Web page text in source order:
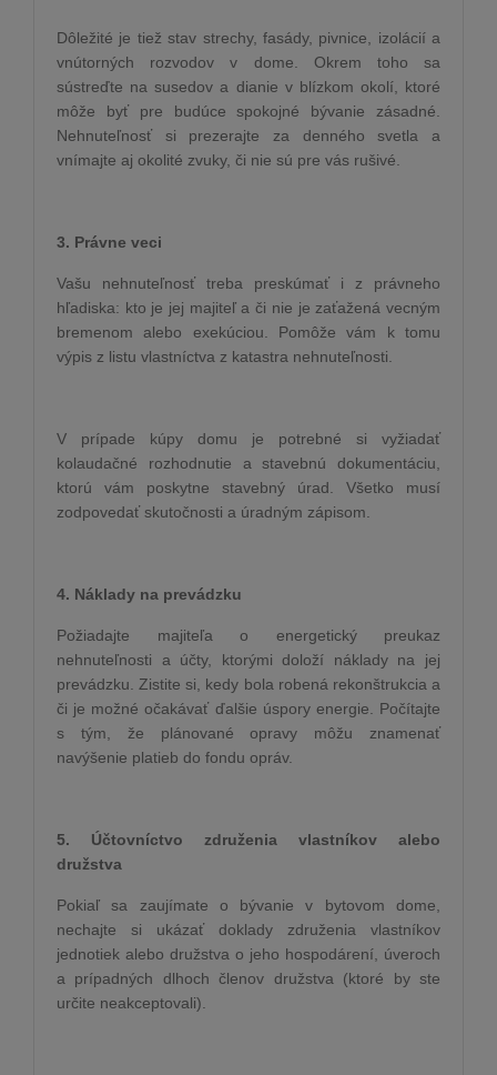
Dôležité je tiež stav strechy, fasády, pivnice, izolácií a
vnútorných rozvodov v dome. Okrem toho sa
sústreďte na susedov a dianie v blízkom okolí, ktoré
môže byť pre budúce spokojné bývanie zásadné.
Nehnuteľnosť si prezerajte za denného svetla a
vnímajte aj okolité zvuky, či nie sú pre vás rušivé.
3. Právne veci
Vašu nehnuteľnosť treba preskúmať i z právneho
hľadiska: kto je jej majiteľ a či nie je zaťažená vecným
bremenom alebo exekúciou. Pomôže vám k tomu
výpis z listu vlastníctva z katastra nehnuteľnosti.
V prípade kúpy domu je potrebné si vyžiadať
kolaudačné rozhodnutie a stavebnú dokumentáciu,
ktorú vám poskytne stavebný úrad. Všetko musí
zodpovedať skutočnosti a úradným zápisom.
4. Náklady na prevádzku
Požiadajte majiteľa o energetický preukaz
nehnuteľnosti a účty, ktorými doloží náklady na jej
prevádzku. Zistite si, kedy bola robená rekonštrukcia a
či je možné očakávať ďalšie úspory energie. Počítajte
s tým, že plánované opravy môžu znamenať
navýšenie platieb do fondu opráv.
5. Účtovníctvo združenia vlastníkov alebo
družstva
Pokiaľ sa zaujímate o bývanie v bytovom dome,
nechajte si ukázať doklady združenia vlastníkov
jednotiek alebo družstva o jeho hospodárení, úveroch
a prípadných dlhoch členov družstva (ktoré by ste
určite neakceptovali).